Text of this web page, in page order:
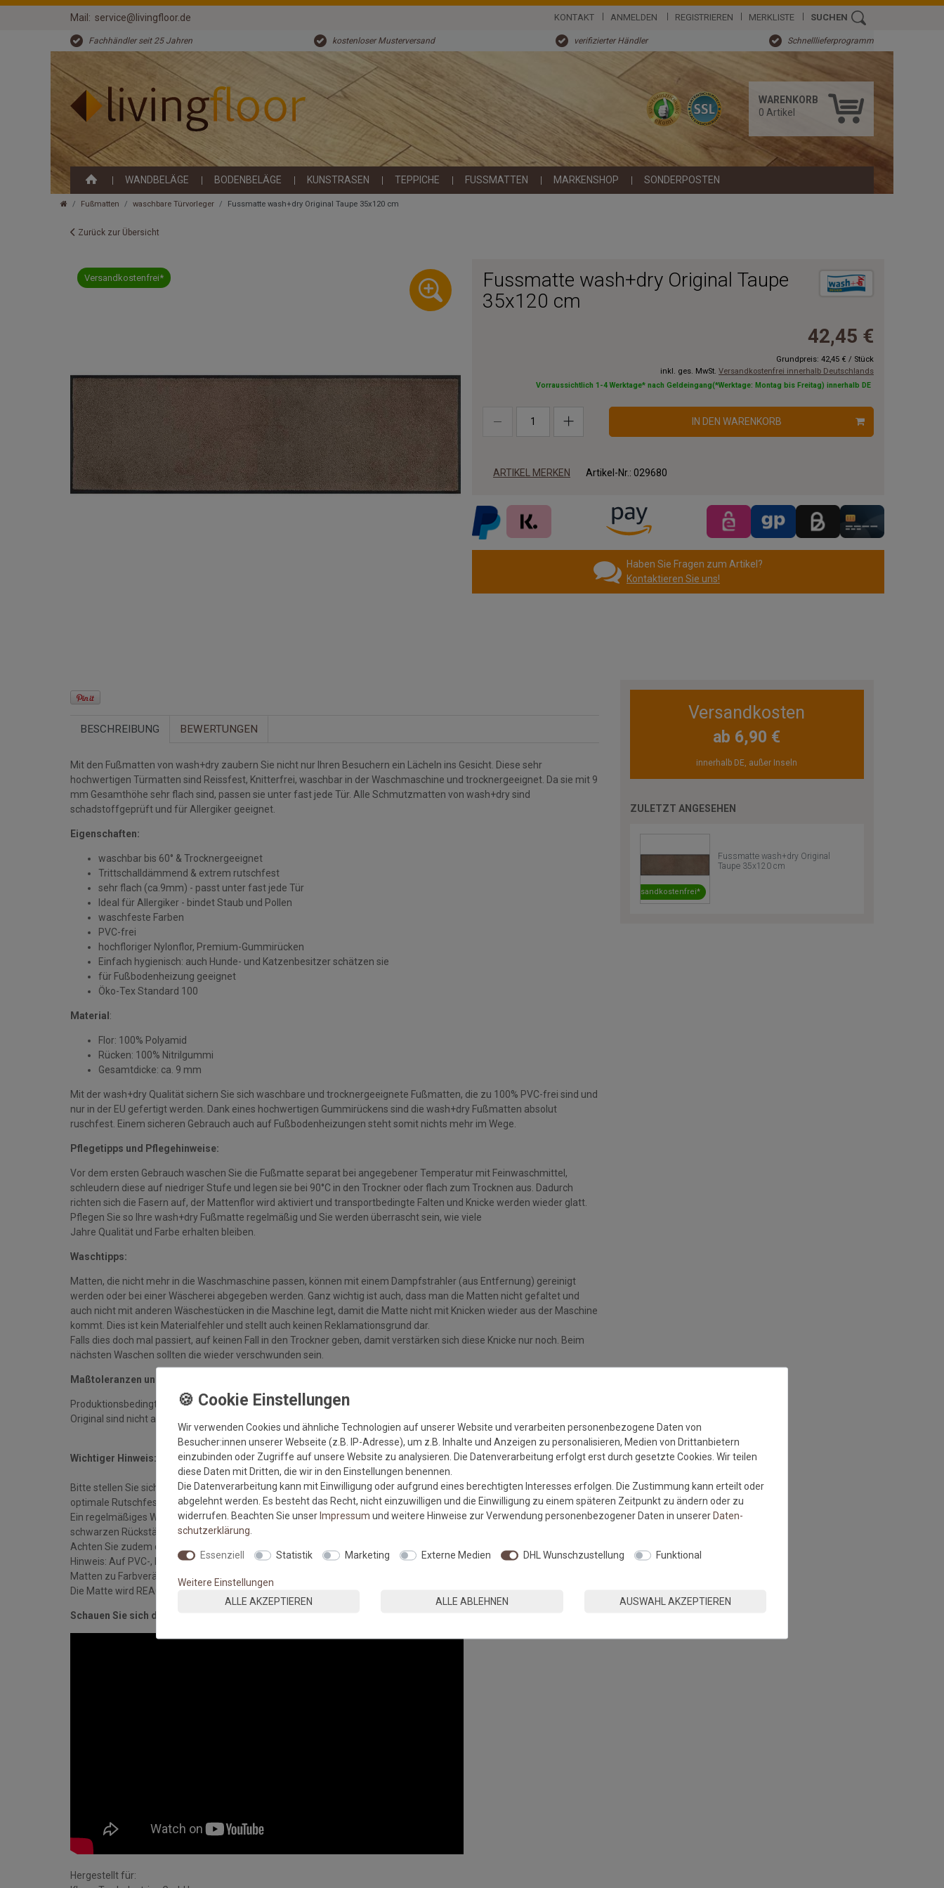
Mail: service@livingfloor.de KONTAKT ANMELDEN REGISTRIEREN MERKLISTE SUCHEN
Fachhändler seit 25 Jahren kostenloser Musterversand verifizierter Händler Schnelllieferprogramm
WARENKORB
0 Artikel
WANDBELÄGE BODENBELÄGE KUNSTRASEN TEPPICHE FUSSMATTEN MARKENSHOP SONDERPOSTEN
Fußmatten waschbare Türvorleger Fussmatte wash+dry Original Taupe 35x120 cm
Zurück zur Übersicht
Versandkostenfrei*
Fussmatte wash+dry Original Taupe
35x120 cm
42,45 €
Grundpreis: 42,45 € / Stück
inkl. ges. MwSt. Versandkostenfrei innerhalb Deutschlands
Vorraussichtlich 1-4 Werktage* nach Geldeingang(*Werktage: Montag bis Freitag) innerhalb DE
IN DEN WARENKORB
ARTIKEL MERKEN Artikel-Nr.: 029680
Haben Sie Fragen zum Artikel?
Kontaktieren Sie uns!
BESCHREIBUNG BEWERTUNGEN
Mit den Fußmatten von wash+dry zaubern Sie nicht nur Ihren Besuchern ein Lächeln ins Gesicht. Diese sehr
hochwertigen Türmatten sind Reissfest, Knitterfrei, waschbar in der Waschmaschine und trocknergeeignet. Da sie mit 9
mm Gesamthöhe sehr flach sind, passen sie unter fast jede Tür. Alle Schmutzmatten von wash+dry sind
schadstoffgeprüft und für Allergiker geeignet.
Eigenschaften:
waschbar bis 60° & Trocknergeeignet
Trittschalldämmend & extrem rutschfest
sehr flach (ca.9mm) - passt unter fast jede Tür
Ideal für Allergiker - bindet Staub und Pollen
waschfeste Farben
PVC-frei
hochfloriger Nylonflor, Premium-Gummirücken
Einfach hygienisch: auch Hunde- und Katzenbesitzer schätzen sie
für Fußbodenheizung geeignet
Öko-Tex Standard 100
Material :
Flor: 100% Polyamid
Rücken: 100% Nitrilgummi
Gesamtdicke: ca. 9 mm
Mit der wash+dry Qualität sichern Sie sich waschbare und trocknergeeignete Fußmatten, die zu 100% PVC-frei sind und
nur in der EU gefertigt werden. Dank eines hochwertigen Gummirückens sind die wash+dry Fußmatten absolut
ruschfest. Einem sicheren Gebrauch auch auf Fußbodenheizungen steht somit nichts mehr im Wege.
Pflegetipps und Pflegehinweise:
Vor dem ersten Gebrauch waschen Sie die Fußmatte separat bei angegebener Temperatur mit Feinwaschmittel,
schleudern diese auf niedriger Stufe und legen sie bei 90°C in den Trockner oder flach zum Trocknen aus. Dadurch
richten sich die Fasern auf, der Mattenflor wird aktiviert und transportbedingte Falten und Knicke werden wieder glatt.
Pflegen Sie so Ihre wash+dry Fußmatte regelmäßig und Sie werden überrascht sein, wie viele
Jahre Qualität und Farbe erhalten bleiben.
Waschtipps:
Matten, die nicht mehr in die Waschmaschine passen, können mit einem Dampfstrahler (aus Entfernung) gereinigt
werden oder bei einer Wäscherei abgegeben werden. Ganz wichtig ist auch, dass man die Matten nicht gefaltet und
auch nicht mit anderen Wäschestücken in die Maschine legt, damit die Matte nicht mit Knicken wieder aus der Maschine
kommt. Dies ist kein Materialfehler und stellt auch keinen Reklamationsgrund dar.
Falls dies doch mal passiert, auf keinen Fall in den Trockner geben, damit verstärken sich diese Knicke nur noch. Beim
nächsten Waschen sollten die wieder verschwunden sein.
Maßtoleranzen und Farbabweichungen:
Produktionsbedingte Maßtoleranzen in der Größe von +/- 5%, sowie Farbabweichungen zwischen Bildschirmfoto und
Original sind nicht auszuschließen
Wichtiger Hinweis:
Bitte stellen Sie sicher, dass die Matte stets auf einem sauberen und trockenen, festen Untergrund liegt, um eine
optimale Rutschfestigkeit zu gewährleisten.
Ein regelmäßiges Waschen (etwa 3-4 mal im Jahr) erhält die Haftkraft des Gummis und vermindert die Gefahr von
schwarzen Rückständen in Ihren Elektrogeräten.
Achten Sie zudem darauf, dass die Matte stets flach aufliegt und von offenem Feuer ferngehalten wird.
Hinweis: Auf PVC-, Linoleum-, Laminat- und Holzböden kann es durch Wechselwirkungen mit gummibeschichteten
Matten zu Farbveränderungen der Oberflächen kommen.
Die Matte wird REACH-konform und nach DIN ISO 9001-Standards in der EU hergestellt.
Schauen Sie sich das Video an:
Hergestellt für:
Versandkosten
ab 6,90 €
innerhalb DE, außer Inseln
ZULETZT ANGESEHEN
Versandkostenfrei*
Fussmatte wash+dry Original
Taupe 35x120 cm
Wir verwenden Cookies und ähnliche Technologien auf unserer Website und verarbeiten personenbezogene Daten von
Besucher:innen unserer Webseite (z.B. IP-Adresse), um z.B. Inhalte und Anzeigen zu personalisieren, Medien von Drittanbietern
einzubinden oder Zugriffe auf unsere Website zu analysieren. Die Datenverarbeitung erfolgt erst durch gesetzte Cookies. Wir teilen
diese Daten mit Dritten, die wir in den Einstellungen benennen.
Die Datenverarbeitung kann mit Einwilligung oder aufgrund eines berechtigten Interesses erfolgen. Die Zustimmung kann erteilt oder
abgelehnt werden. Es besteht das Recht, nicht einzuwilligen und die Einwilligung zu einem späteren Zeitpunkt zu ändern oder zu
widerrufen. Beachten Sie unserImpressum und weitere Hinweise zur Verwendung personenbezogener Daten in unsererDaten­
schutz­erklärung
Essenziell Statistik Marketing Externe Medien DHL Wunschzustellung Funktional
Weitere Einstellungen
ALLE AKZEPTIEREN
ALLE ABLEHNEN AUSWAHL AKZEPTIEREN